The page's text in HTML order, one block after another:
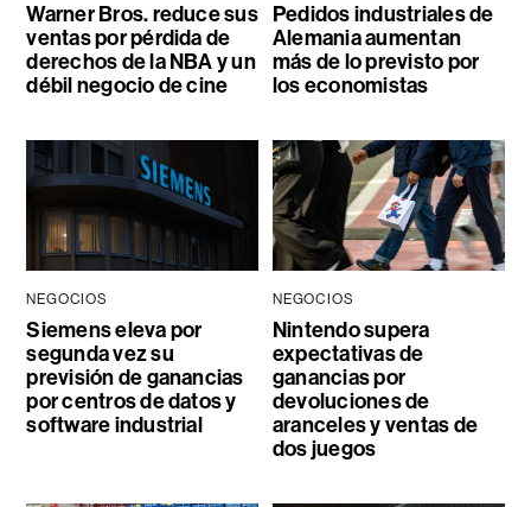
Warner Bros. reduce sus
ventas por pérdida de
derechos de la NBA y un
débil negocio de cine
Pedidos industriales de
Alemania aumentan
más de lo previsto por
los economistas
NEGOCIOS
Siemens eleva por
segunda vez su
previsión de ganancias
por centros de datos y
software industrial
NEGOCIOS
Nintendo supera
expectativas de
ganancias por
devoluciones de
aranceles y ventas de
dos juegos